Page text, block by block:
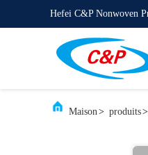
Hefei C&P Nonwoven
Maison> produits>